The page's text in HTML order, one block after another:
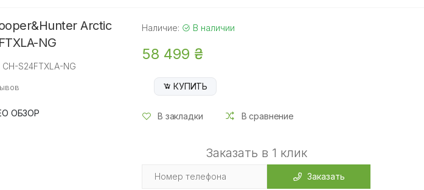
Arctic
NG
S24FTXLA-NG
ОБЗОР
Наличие: В наличии
58 499 ₴
КУПИТЬ
В закладки В сравнение
Заказать в 1 клик
Заказать